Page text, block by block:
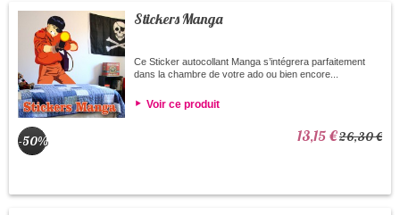
Stickers Manga
Ce Sticker autocollant Manga s’intégrera parfaitement
dans la chambre de votre ado ou bien encore...
Voir ce produit
-50% 13,15 €26,30 €